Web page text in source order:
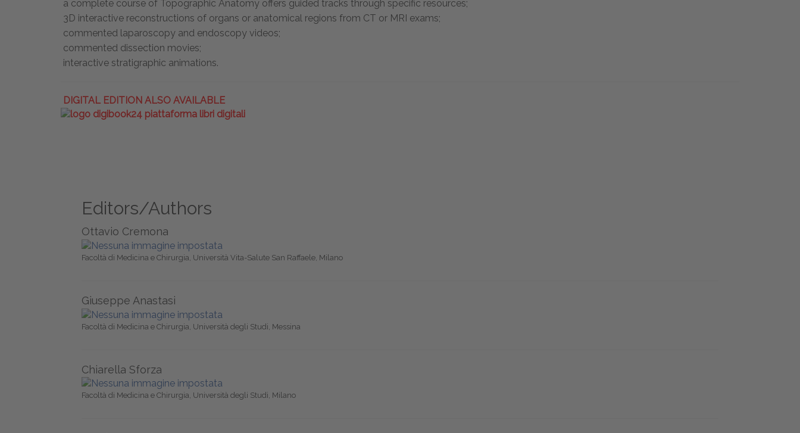
a complete course of Topographic Anatomy offers guided tracks through specific resources;
3D interactive reconstructions of organs or anatomical regions from CT or MRI exams;
commented laparoscopy and endoscopy videos;
commented dissection movies;
interactive stratigraphic animations.
DIGITAL EDITION ALSO AVAILABLE
Editors/Authors
Ottavio Cremona
Facoltà di Medicina e Chirurgia, Università Vita-Salute San Raffaele, Milano
Giuseppe Anastasi
Facoltà di Medicina e Chirurgia, Università degli Studi, Messina
Chiarella Sforza
Facoltà di Medicina e Chirurgia, Università degli Studi, Milano